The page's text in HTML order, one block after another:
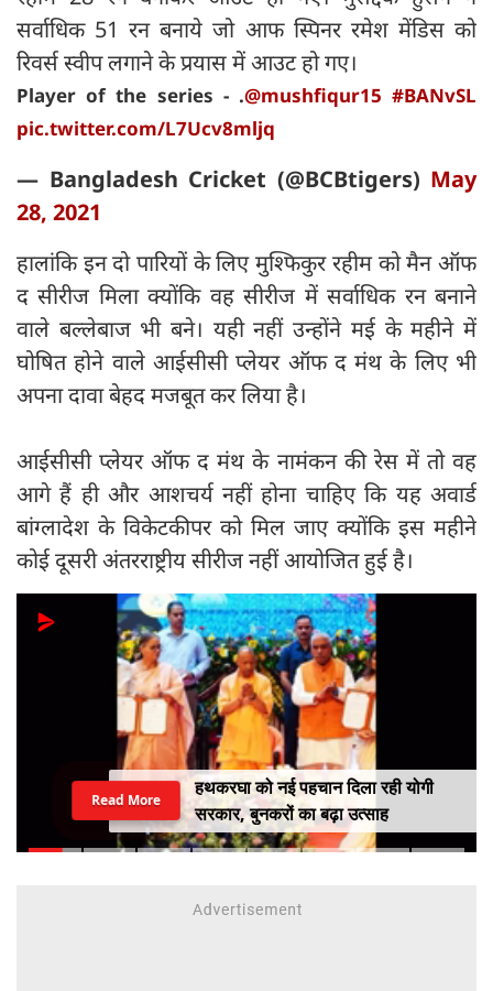
सर्वाधिक 51 रन बनाये जो आफ स्पिनर रमेश मेंडिस को
रिवर्स स्वीप लगाने के प्रयास में आउट हो गए।
Player of the series - .@mushfiqur15 #BANvSL
pic.twitter.com/L7Ucv8mljq
— Bangladesh Cricket (@BCBtigers) May
28, 2021
हालांकि इन दो पारियों के लिए मुश्फिकुर रहीम को मैन ऑफ
द सीरीज मिला क्योंकि वह सीरीज में सर्वाधिक रन बनाने
वाले बल्लेबाज भी बने। यही नहीं उन्होंने मई के महीने में
घोषित होने वाले आईसीसी प्लेयर ऑफ द मंथ के लिए भी
अपना दावा बेहद मजबूत कर लिया है।
आईसीसी प्लेयर ऑफ द मंथ के नामंकन की रेस में तो वह
आगे हैं ही और आशचर्य नहीं होना चाहिए कि यह अवार्ड
बांग्लादेश के विकेटकीपर को मिल जाए क्योंकि इस महीने
कोई दूसरी अंतरराष्ट्रीय सीरीज नहीं आयोजित हुई है।
हथकरघा को नई पहचान दिला रही योगी
सरकार, बुनकरों का बढ़ा उत्साह
Read More